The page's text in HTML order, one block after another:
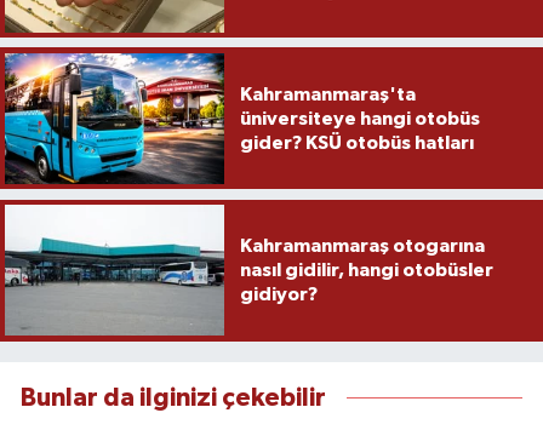
Kahramanmaraş'ta
üniversiteye hangi otobüs
gider? KSÜ otobüs hatları
Kahramanmaraş otogarına
nasıl gidilir, hangi otobüsler
gidiyor?
Bunlar da ilginizi çekebilir